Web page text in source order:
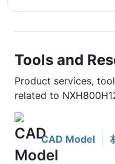
Tools and
Product services,
related to
CAD Model